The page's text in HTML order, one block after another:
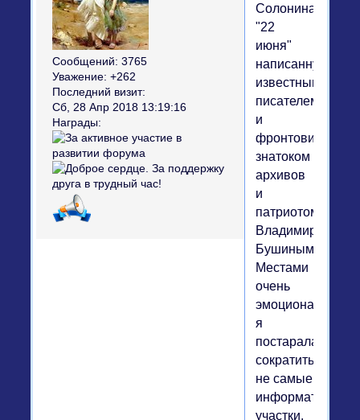
Сообщений: 3765
Уважение: +262
Последний визит:
Сб, 28 Апр 2018 13:19:16
Награды:
Солонина
"22
июня"
написанную
известным
писателем
и
фронтовиком,
знатоком
архивов
и
патриотом
Владимиром
Бушиным.
Местами
очень
эмоционально,
я
постаралась
сократить
не самые
информативные
участки.